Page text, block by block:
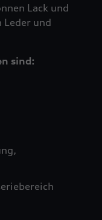
Lack und
und
sind: